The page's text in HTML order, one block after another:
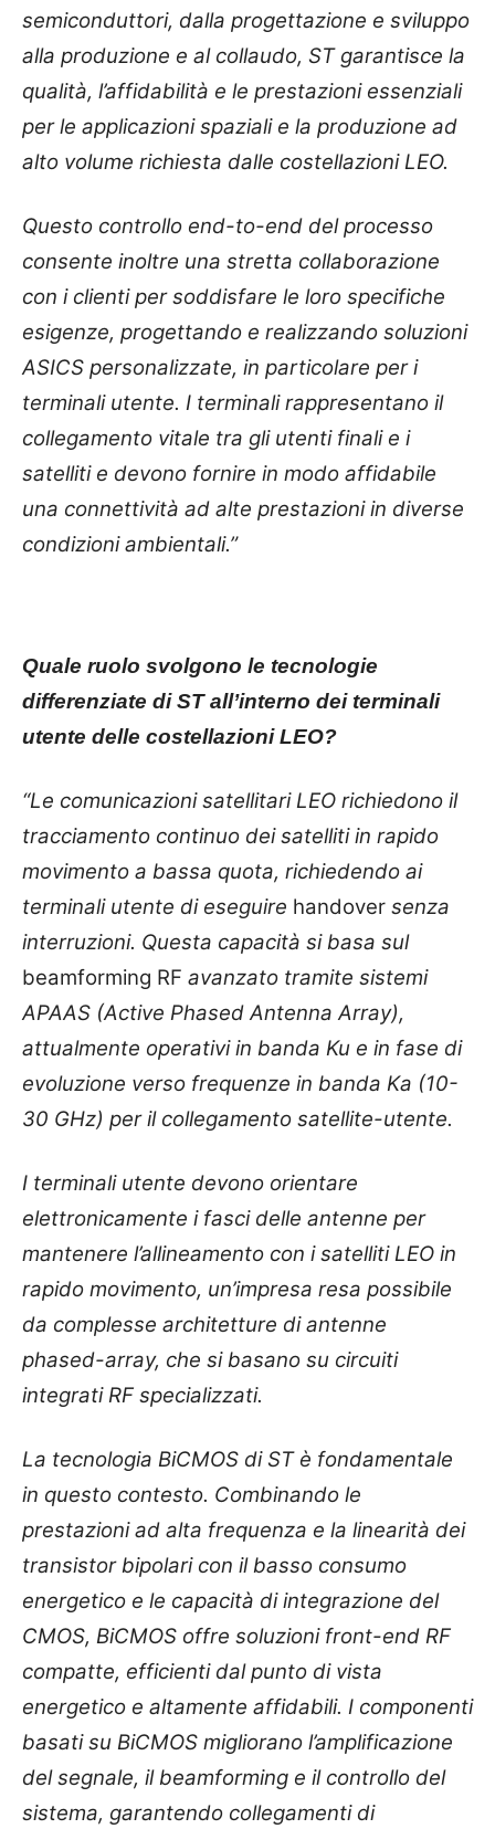
semiconduttori, dalla progettazione e sviluppo
alla produzione e al collaudo, ST garantisce la
qualità, l’affidabilità e le prestazioni essenziali
per le applicazioni spaziali e la produzione ad
alto volume richiesta dalle costellazioni LEO.
Questo controllo end-to-end del processo
consente inoltre una stretta collaborazione
con i clienti per soddisfare le loro specifiche
esigenze, progettando e realizzando soluzioni
ASICS personalizzate, in particolare per i
terminali utente. I terminali rappresentano il
collegamento vitale tra gli utenti finali e i
satelliti e devono fornire in modo affidabile
una connettività ad alte prestazioni in diverse
condizioni ambientali.”
Quale ruolo svolgono le tecnologie
differenziate di ST all’interno dei terminali
utente delle costellazioni LEO?
“Le comunicazioni satellitari LEO richiedono il
tracciamento continuo dei satelliti in rapido
movimento a bassa quota, richiedendo ai
terminali utente di eseguire handover senza
interruzioni. Questa capacità si basa sul
beamforming RF avanzato tramite sistemi
APAAS (Active Phased Antenna Array),
attualmente operativi in banda Ku e in fase di
evoluzione verso frequenze in banda Ka (10-
30 GHz) per il collegamento satellite-utente.
I terminali utente devono orientare
elettronicamente i fasci delle antenne per
mantenere l’allineamento con i satelliti LEO in
rapido movimento, un’impresa resa possibile
da complesse architetture di antenne
phased-array, che si basano su circuiti
integrati RF specializzati.
La tecnologia BiCMOS di ST è fondamentale
in questo contesto. Combinando le
prestazioni ad alta frequenza e la linearità dei
transistor bipolari con il basso consumo
energetico e le capacità di integrazione del
CMOS, BiCMOS offre soluzioni front-end RF
compatte, efficienti dal punto di vista
energetico e altamente affidabili. I componenti
basati su BiCMOS migliorano l’amplificazione
del segnale, il beamforming e il controllo del
sistema, garantendo collegamenti di